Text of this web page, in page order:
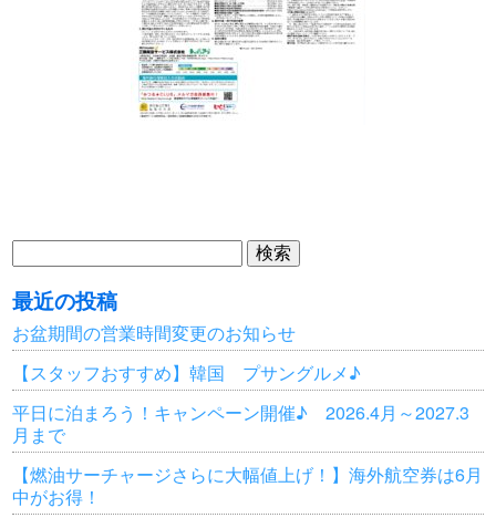
検
索:
最近の投稿
お盆期間の営業時間変更のお知らせ
【スタッフおすすめ】韓国 プサングルメ♪
平日に泊まろう！キャンペーン開催♪ 2026.4月～2027.3
月まで
【燃油サーチャージさらに大幅値上げ！】海外航空券は6月
中がお得！